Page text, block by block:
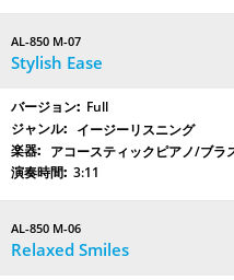
AL-850 M-07
Stylish Ease
Full
イージーリスニング
アコースティックピアノ/ブ
3:11
AL-850 M-06
Relaxed Smiles